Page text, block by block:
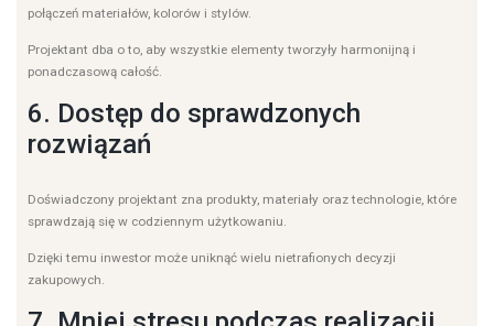
połączeń materiałów, kolorów i stylów.
Projektant dba o to, aby wszystkie elementy tworzyły harmonijną i
ponadczasową całość.
6. Dostęp do sprawdzonych
rozwiązań
Doświadczony projektant zna produkty, materiały oraz technologie, które
sprawdzają się w codziennym użytkowaniu.
Dzięki temu inwestor może uniknąć wielu nietrafionych decyzji
zakupowych.